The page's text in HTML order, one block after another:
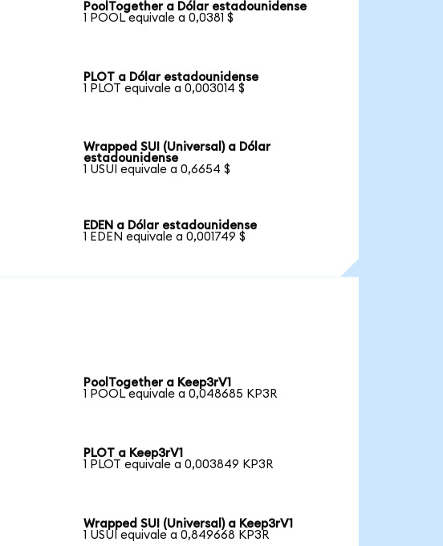
PoolTogether a Dólar estadounidense
1 POOL equivale a 0,0381 $
PLOT a Dólar estadounidense
1 PLOT equivale a 0,003014 $
Wrapped SUI (Universal) a Dólar
estadounidense
1 USUI equivale a 0,6654 $
EDEN a Dólar estadounidense
1 EDEN equivale a 0,001749 $
PoolTogether a Keep3rV1
1 POOL equivale a 0,048685 KP3R
PLOT a Keep3rV1
1 PLOT equivale a 0,003849 KP3R
Wrapped SUI (Universal) a Keep3rV1
1 USUI equivale a 0,849668 KP3R